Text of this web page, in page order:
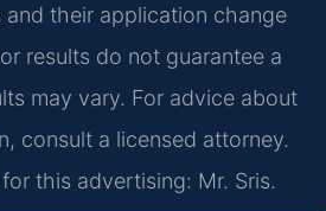
and their application change
results do not guarantee a
may vary. For advice about
consult a licensed attorney.
this advertising: Mr. Sris.